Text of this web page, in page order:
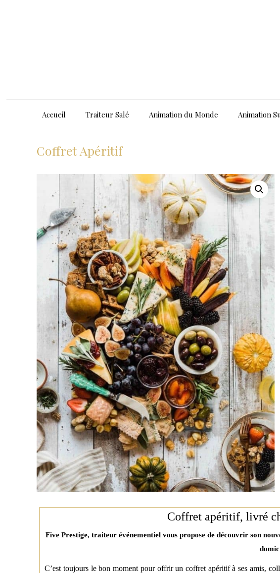
Accueil Traiteur Salé Animation du Monde Animation
Coffret Apéritif
Coffret apéritif, livré
Five Prestige, traiteur événementiel vous propose de découvrir son
C’est toujours le bon moment pour offrir un coffret apéritif à ses amis,